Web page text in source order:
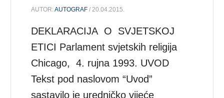
AUTOR:AUTOGRAF / 20.04.2015.
DEKLARACIJA O SVJETSKOJ
ETICI Parlament svjetskih religija
Chicago, 4. rujna 1993. UVOD
Tekst pod naslovom “Uvod”
sastavilo je uredničko vijeće